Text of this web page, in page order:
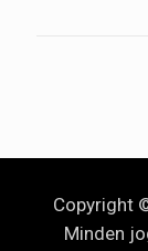
Copyright
Minden